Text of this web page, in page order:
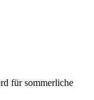
für sommerliche